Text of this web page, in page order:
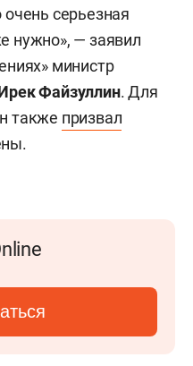
серьезная
нужно», — заявил
министр
Файзуллин. Для
также призвал